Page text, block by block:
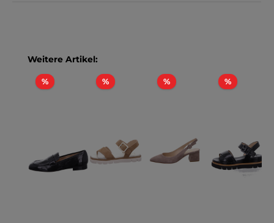
Produktgalerie überspringen
Weitere Artikel:
%Rabatt %Rabatt %Rabatt %Rabatt